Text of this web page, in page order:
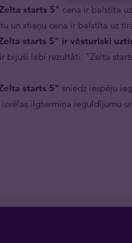
starts 5" cena ir balstīta
un stieņu cena ir balstīta uz
starts 5" ir vēsturiski
bijuši labi rezultāti. "Zelta
starts 5" sniedz iespēju
ilgtermiņa ieguldījumu